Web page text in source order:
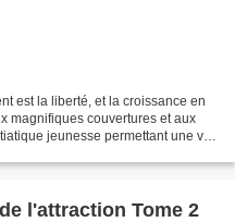
est la liberté, et la croissance en
magnifiques couvertures et aux
jeunesse permettant une vie
l'attraction Tome 2